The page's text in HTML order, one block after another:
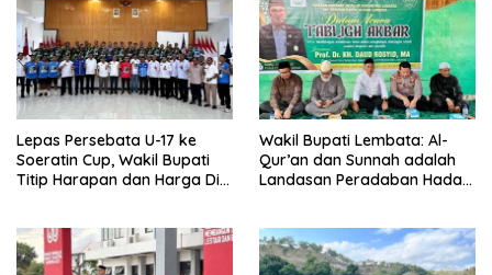
Lepas Persebata U-17 ke
Soeratin Cup, Wakil Bupati
Titip Harapan dan Harga Diri
Wakil Bupati Lembata: Al-
Qur’an dan Sunnah adalah
Landasan Peradaban Hadapi